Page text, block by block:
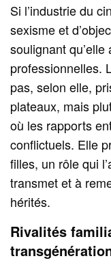
Si l’industrie du
sexisme et
soulignant
professionnelles.
pas, selon elle,
plateaux, mais
où les rapports
conflictuels. Elle
filles, un rôle qui
transmet et à
hérités.
Rivalités